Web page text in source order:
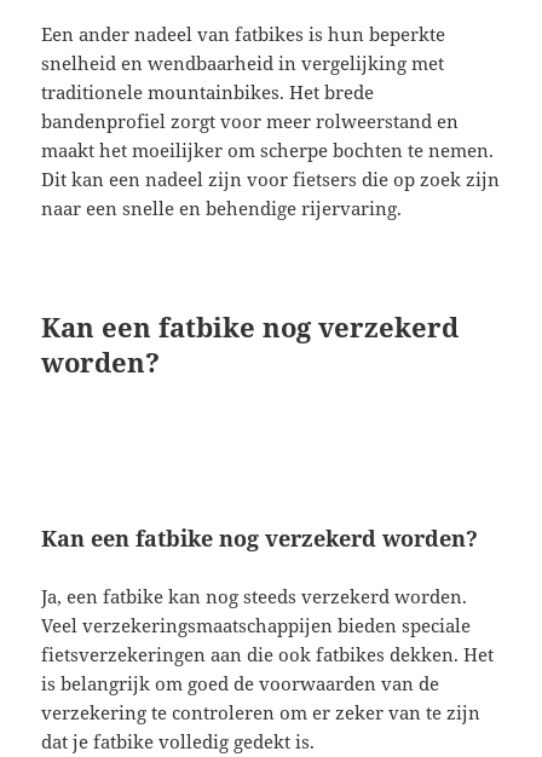
Een ander nadeel van fatbikes is hun beperkte
snelheid en wendbaarheid in vergelijking met
traditionele mountainbikes. Het brede
bandenprofiel zorgt voor meer rolweerstand en
maakt het moeilijker om scherpe bochten te nemen.
Dit kan een nadeel zijn voor fietsers die op zoek zijn
naar een snelle en behendige rijervaring.
Kan een fatbike nog verzekerd
worden?
Kan een fatbike nog verzekerd worden?
Ja, een fatbike kan nog steeds verzekerd worden.
Veel verzekeringsmaatschappijen bieden speciale
fietsverzekeringen aan die ook fatbikes dekken. Het
is belangrijk om goed de voorwaarden van de
verzekering te controleren om er zeker van te zijn
dat je fatbike volledig gedekt is.